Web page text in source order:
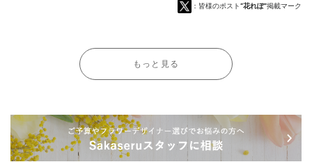
：皆様のポスト“花れぽ”掲載マーク
もっと見る